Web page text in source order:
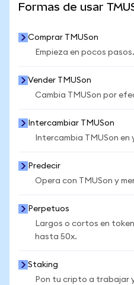
Formas de usar
Comprar TMUSon
Empieza en pocos pasos.
Vender TMUSon
Cambia TMUSon por
Intercambiar TMUSon
Intercambia TMUSon
Predecir
Opera con TMUSon y
Perpetuos
Largos o cortos en
hasta 50x.
Staking
Pon tu cripto a trabajar